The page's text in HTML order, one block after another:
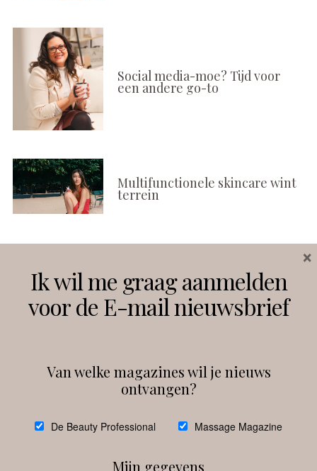
Social media-moe? Tijd voor
een andere go-to
Multifunctionele skincare wint
terrein
Instagram Facebook
debeautyprofessional
Ik wil me graag aanmelden
voor de E-mail nieuwsbrief
Van welke magazines wil je nieuws
ontvangen?
De Beauty Professional Massage Magazine
Mijn gegevens
×